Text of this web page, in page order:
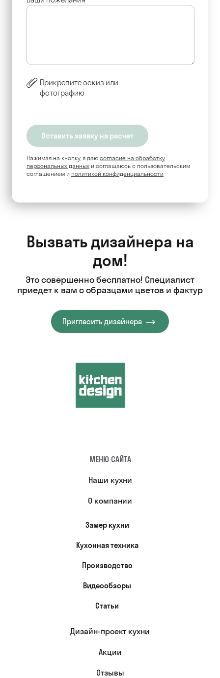
Прикрепите эскиз или
фотографию
Нажимая на кнопку, я даю согласие на обработку
персональных данных и соглашаюсь c пользовательским
соглашением и политикой конфиденциальности
Вызвать дизайнера на
дом!
Это совершенно бесплатно! Специалист
приедет к вам с образцами цветов и фактур
Пригласить дизайнера
МЕНЮ САЙТА
Наши кухни
О компании
Замер кухни
Кухонная техника
Производство
Видеообзоры
Статьи
Дизайн-проект кухни
Акции
Отзывы